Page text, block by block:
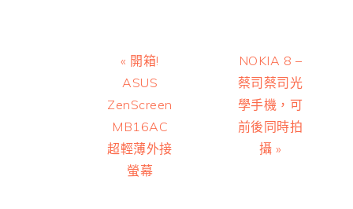
Previous
Post:
« 開箱!
ASUS
ZenScreen
MB16AC
超輕薄外接
螢幕
Next
Post:
NOKIA 8 –
蔡司蔡司光
學手機，可
前後同時拍
攝 »